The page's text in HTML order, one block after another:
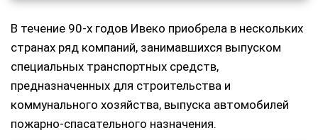
В течение 90-х годов Ивеко приобрела в нескольких
странах ряд компаний, занимавшихся выпуском
специальных транспортных средств,
предназначенных для строительства и
коммунального хозяйства, выпуска автомобилей
пожарно-спасательного назначения.